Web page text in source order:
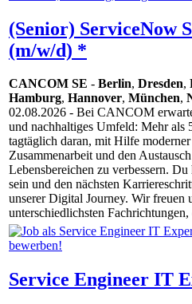
(Senior) ServiceNow
(m/w/d) *
CANCOM SE - Berlin, Dresden,
Hamburg, Hannover, München,
02.08.2026 - Bei CANCOM
und nachhaltiges Umfeld: Mehr als
tagtäglich daran, mit Hilfe
Zusammenarbeit und den
Lebensbereichen zu verbessern.
sein und den nächsten
unserer Digital Journey. Wir freuen
unterschiedlichsten Fachrichtungen,
Service Engineer IT